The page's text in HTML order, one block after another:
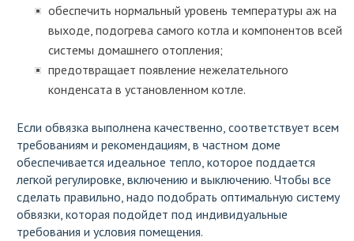
обеспечить нормальный уровень температуры аж на
выходе, подогрева самого котла и компонентов всей
системы домашнего отопления;
предотвращает появление нежелательного
конденсата в установленном котле.
Если обвязка выполнена качественно, соответствует всем
требованиям и рекомендациям, в частном доме
обеспечивается идеальное тепло, которое поддается
легкой регулировке, включению и выключению. Чтобы все
сделать правильно, надо подобрать оптимальную систему
обвязки, которая подойдет под индивидуальные
требования и условия помещения.